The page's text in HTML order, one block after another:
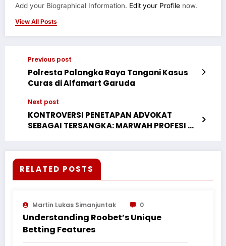
Add your Biographical Information. Edit your Profile now.
View All Posts
Previous post
Polresta Palangka Raya Tangani Kasus
Curas di Alfamart Garuda
Next post
KONTROVERSI PENETAPAN ADVOKAT
SEBAGAI TERSANGKA: MARWAH PROFESI DI
RELATED POSTS
Martin Lukas Simanjuntak 0
Understanding Roobet’s Unique
Betting Features